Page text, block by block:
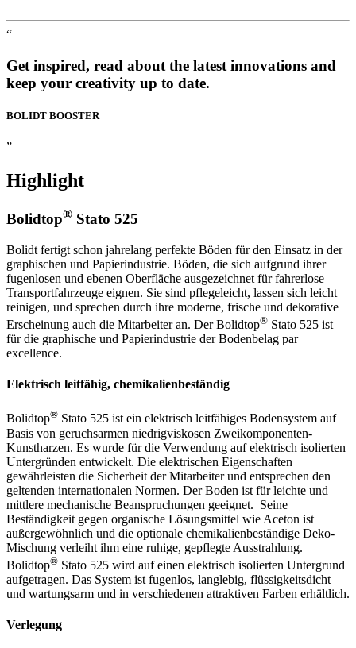
“
Get inspired, read about the latest innovations and
keep your creativity up to date.
BOLIDT BOOSTER
”
Highlight
Bolidtop® Stato 525
Bolidt fertigt schon jahrelang perfekte Böden für den Einsatz in der
graphischen und Papierindustrie. Böden, die sich aufgrund ihrer
fugenlosen und ebenen Oberfläche ausgezeichnet für fahrerlose
Transportfahrzeuge eignen. Sie sind pflegeleicht, lassen sich leicht
reinigen, und sprechen durch ihre moderne, frische und dekorative
Erscheinung auch die Mitarbeiter an. Der Bolidtop® Stato 525 ist
für die graphische und Papierindustrie der Bodenbelag par
excellence.
Elektrisch leitfähig, chemikalienbeständig
Bolidtop® Stato 525 ist ein elektrisch leitfähiges Bodensystem auf
Basis von geruchsarmen niedrigviskosen Zweikomponenten-
Kunstharzen. Es wurde für die Verwendung auf elektrisch isolierten
Untergründen entwickelt. Die elektrischen Eigenschaften
gewährleisten die Sicherheit der Mitarbeiter und entsprechen den
geltenden internationalen Normen. Der Boden ist für leichte und
mittlere mechanische Beanspruchungen geeignet. Seine
Beständigkeit gegen organische Lösungsmittel wie Aceton ist
außergewöhnlich und die optionale chemikalienbeständige Deko-
Mischung verleiht ihm eine ruhige, gepflegte Ausstrahlung.
Bolidtop® Stato 525 wird auf einen elektrisch isolierten Untergrund
aufgetragen. Das System ist fugenlos, langlebig, flüssigkeitsdicht
und wartungsarm und in verschiedenen attraktiven Farben erhältlich.
Verlegung